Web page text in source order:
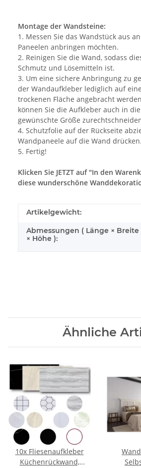
Montage der Wandsteine:
1. Messen Sie das Wandstück aus
Paneelen anbringen möchten.
2. Reinigen Sie die Wand, sodass
Schmutz und Lösemitteln ist.
3. Um eine sichere Anbringung zu
der Wandaufkleber lediglich auf
trockenen Fläche angebracht
können Sie die Aufkleber auch in
gewünschte Größe
4. Schutzfolie auf der Rückseite
Wandpaneele auf die Wand drücken.
5. Fertig!
Klicken Sie JETZT auf "In den
diese wunderschöne
Artikelgewicht:
Abmessungen ( Länge × Breite
× Höhe ):
Ähnliche
10x Fliesenaufkleber
Küchenrückwand,